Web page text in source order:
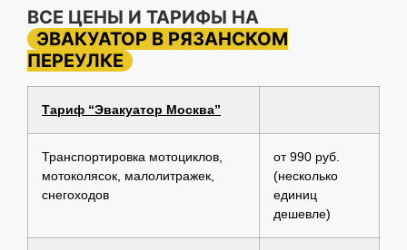
ВСЕ ЦЕНЫ И ТАРИФЫ НА
ЭВАКУАТОР В РЯЗАНСКОМ
ПЕРЕУЛКЕ
Тариф “Эвакуатор Москва”
Транспортировка мотоциклов,
мотоколясок, малолитражек,
снегоходов
от 990 руб.
(несколько
единиц
дешевле)